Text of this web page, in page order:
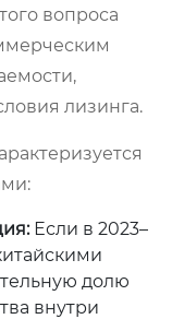
вопроса
лизинга.
Если в 2023–
долю
внутри